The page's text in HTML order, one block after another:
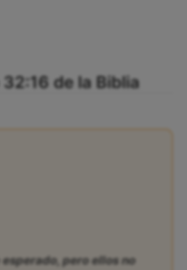
de la Biblia
esperado, pero ellos no